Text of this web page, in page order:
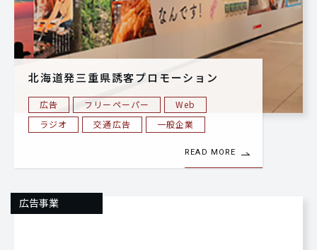
北海道発三重県誘客プロモーション
広告 フリーペーパー
Web
ラジオ
交通広告 一般企業
READ MORE
広告事業